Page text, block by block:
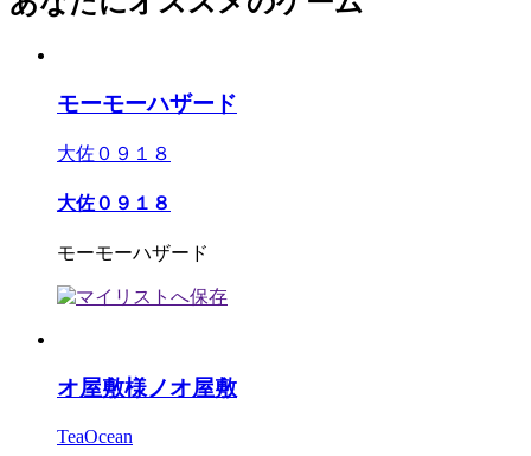
モーモーハザード
大佐０９１８
大佐０９１８
モーモーハザード
オ屋敷様ノオ屋敷
TeaOcean